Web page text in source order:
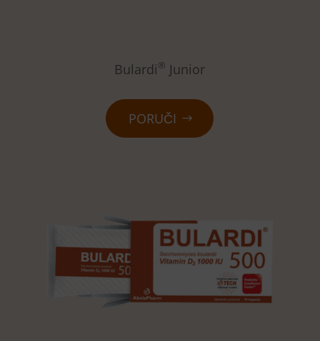
Bulardi® Junior
PORUČI